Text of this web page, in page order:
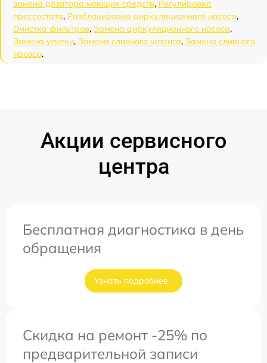
замена дозатора моющих средств, Регулировка
прессостата, Разблокировка циркуляционного насоса,
Очистка фильтров, Замена циркуляционного насоса,
Замена улитки, Замена сливного шланга, Замена сливного
насоса.
Акции сервисного
центра
Бесплатная диагностика в день
обращения
Узнать подробнее
Скидка на ремонт -25% по
предварительной записи